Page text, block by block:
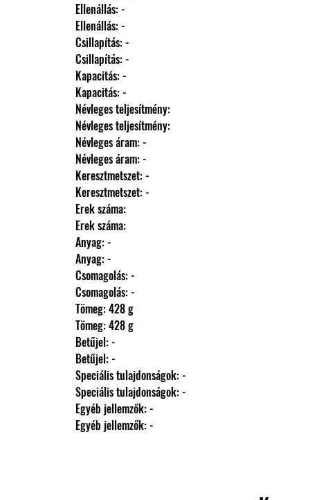
                Ellenállás: -
                Ellenállás: -
                Csillapítás: -
                Csillapítás: -
                Kapacitás: -
                Kapacitás: -
                Névleges teljesítmény:
                Névleges teljesítmény:
                Névleges áram: -
                Névleges áram: -
                Keresztmetszet: -
                Keresztmetszet: -
                Erek száma:
                Erek száma:
                Anyag: -
                Anyag: -
                Csomagolás: -
                Csomagolás: -
                Tömeg: 428 g
                Tömeg: 428 g
                Betűjel: -
                Betűjel: -
                Speciális tulajdonságok: -
                Speciális tulajdonságok: -
                Egyéb jellemzők: -
                Egyéb jellemzők: -